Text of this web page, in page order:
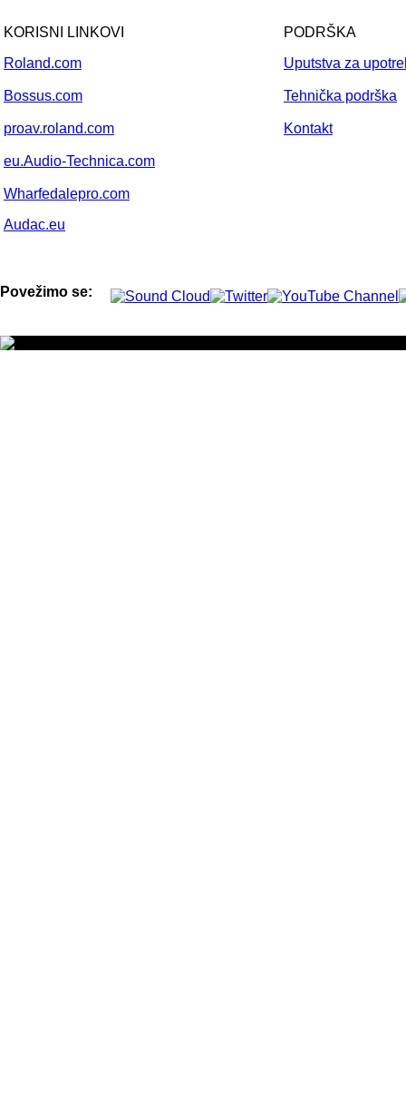
KORISNI LINKOVI
Roland.com
Bossus.com
proav.roland.com
eu.Audio-Technica.com
Wharfedalepro.com
Audac.eu
PODRŠKA
Uputstva za
Tehnička podrška
Kontakt
Povežimo se: